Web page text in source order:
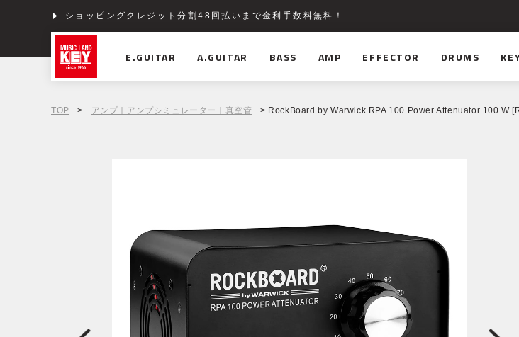
ショッピングクレジット分割48回払いまで金利手数料無料！
E.GUITAR A.GUITAR BASS AMP EFFECTOR DRUMS
TOP > アンプ｜アンプシミュレーター｜真空管 > RockBoard by Warwick RPA 100 Power Attenuator 100 W